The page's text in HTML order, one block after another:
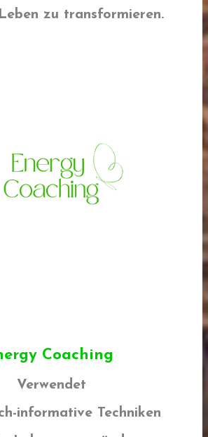
zu transformieren.
Coaching
Verwendet
informative Techniken